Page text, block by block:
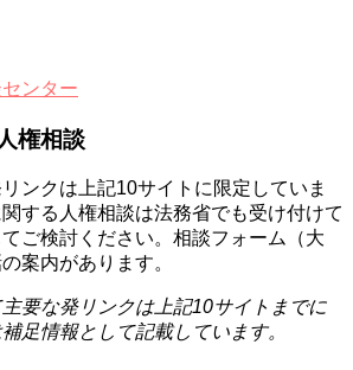
ンター
権相談
ンクは上記10サイトに限定していま
する人権相談は法務省でも受け付けて
ご検討ください。相談フォーム（大
案内があります。
要な発リンクは上記10サイトまでに
足情報として記載しています。